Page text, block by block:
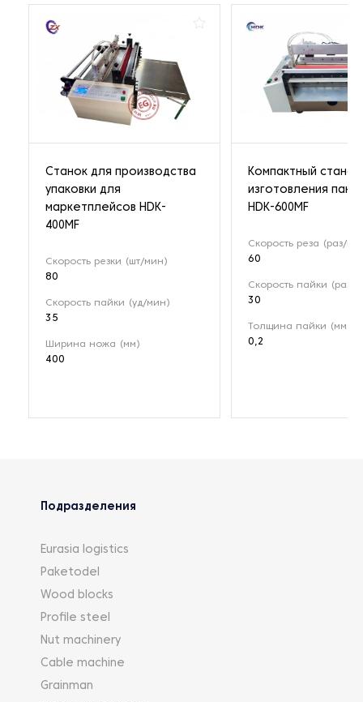
Станок для производства
упаковки для
маркетплейсов HDK-
400MF
Скорость резки (шт/мин)
80
Скорость пайки (уд/мин)
35
Ширина ножа (мм)
400
Компактный
изготовления
HDK-600MF
Скорость реза (раз/
60
Скорость пайки (раз/
30
Толщина пайки (мм)
0,2
Подразделения
Eurasia logistics
Paketodel
Wood blocks
Profile steel
Nut machinery
Cable machine
Grainman